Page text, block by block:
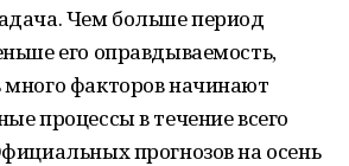
Чем больше период
его оправдываемость,
много факторов начинают
процессы в течение всего
прогнозов на осень